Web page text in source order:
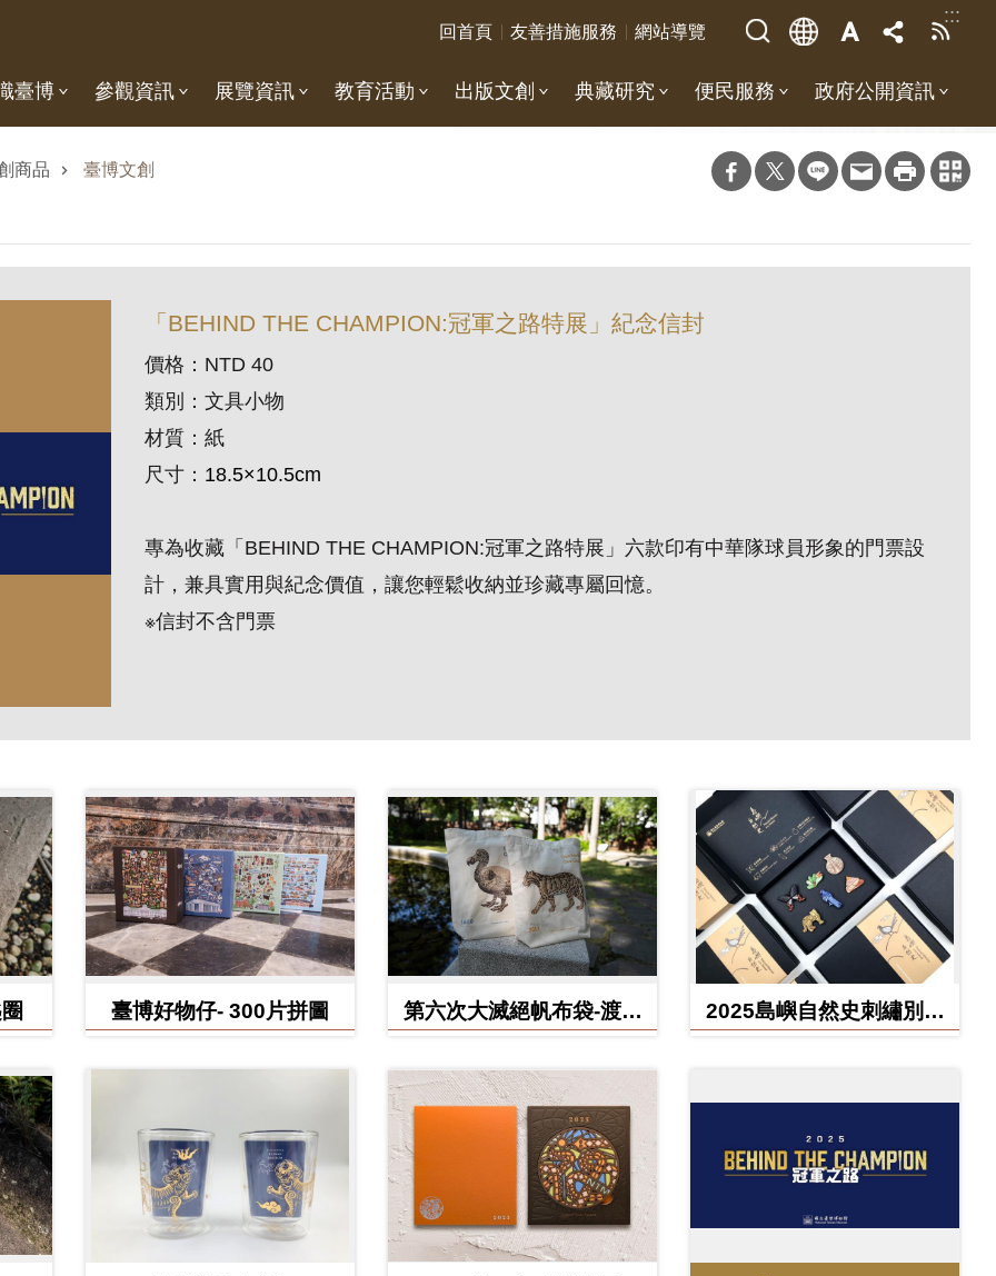
:::
回首頁 友善措施服務 網站導覽
臺博 參觀資訊 展覽資訊 教育活動 出版文創 典藏研究 便民服務 政府公開資訊
商品 臺博文創
「BEHIND THE CHAMPION:冠軍之路特展」紀念信封
價格：NTD 40
類別：文具小物
材質：紙
尺寸： 18.5×10.5cm
專為收藏「BEHIND THE CHAMPION:冠軍之路特展」六款印有中華隊球員形象的門票設
計，兼具實用與紀念價值，讓您輕鬆收納並珍藏專屬回憶。
※信封不含門票
臺博好物仔- 300片拼圖
第六次大滅絕帆布袋-渡渡
牛
2025島嶼自然史刺繡別針